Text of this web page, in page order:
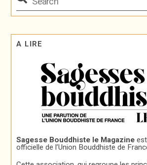
A LIRE
Sagesse Bouddhiste le Magazine
officielle de l’Union Bouddhiste de